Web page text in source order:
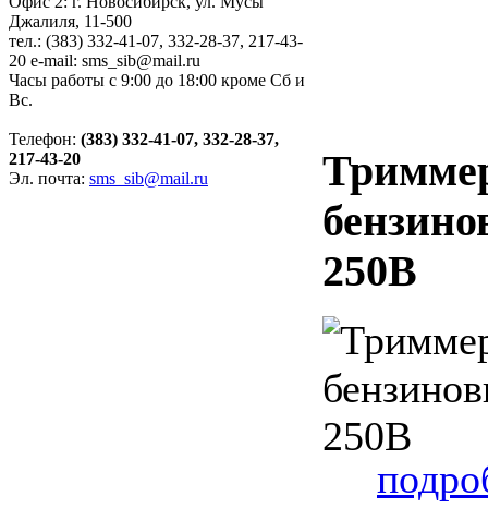
Джалиля, 11-500
тел.: (383) 332-41-07, 332-28-37, 217-43-
20 е-mail: sms_sib@mail.ru
Часы работы с 9:00 до 18:00 кроме Сб и
Вс.
Телефон: (383) 332-41-07, 332-28-37,
217-43-20
Эл. почта: sms_sib@mail.ru
250B